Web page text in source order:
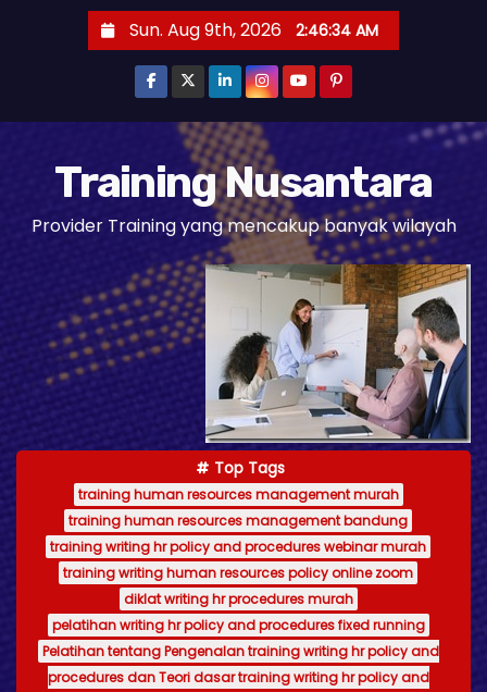
t
Sun. Aug 9th, 2026 2:46:35 AM
Training Nusantara
Provider Training yang mencakup banyak wilayah
Top Tags
training human resources management murah
training human resources management bandung
training writing hr policy and procedures webinar murah
training writing human resources policy online zoom
diklat writing hr procedures murah
pelatihan writing hr policy and procedures fixed running
Pelatihan tentang Pengenalan training writing hr policy and
procedures dan Teori dasar training writing hr policy and